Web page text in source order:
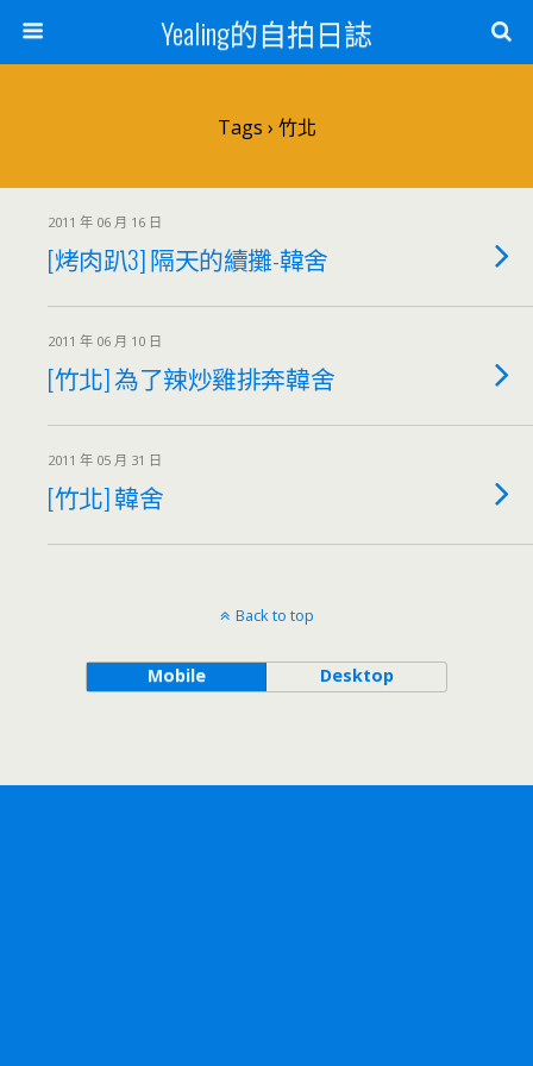
Yealing的自拍日誌
Tags › 竹北
2011 年 06 月 16 日
[烤肉趴3] 隔天的續攤-韓舍
2011 年 06 月 10 日
[竹北] 為了辣炒雞排奔韓舍
2011 年 05 月 31 日
[竹北] 韓舍
Back to top
Mobile Desktop